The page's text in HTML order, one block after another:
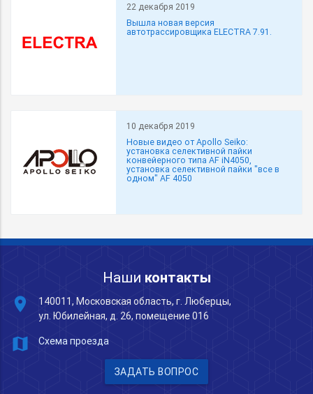
22 декабря 2019
Вышла новая версия
автотрассировщика ELECTRA 7.91.
10 декабря 2019
Новые видео от Apollo Seiko:
установка селективной пайки
конвейерного типа AF iN4050,
установка селективной пайки "все в
одном" AF 4050
Наши контакты
place
140011, Московская область, г. Люберцы,
ул. Юбилейная, д. 26, помещение 016
map Схема проезда
ЗАДАТЬ ВОПРОС